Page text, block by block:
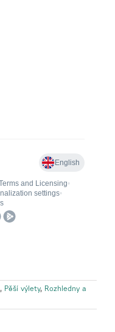
, Pěší výlety, Rozhledny a